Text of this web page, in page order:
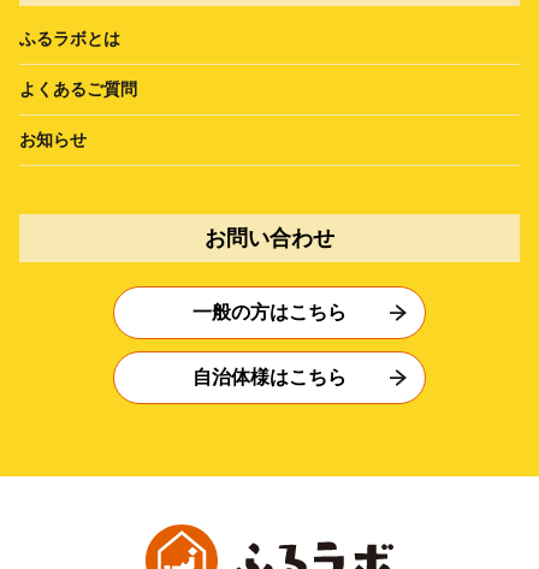
ふるラボとは
よくあるご質問
お知らせ
お問い合わせ
一般の方はこちら
自治体様はこちら